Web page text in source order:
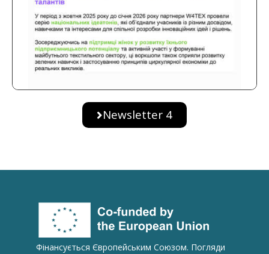
Newsletter 4
Фінансується Європейським Союзом. Погляди